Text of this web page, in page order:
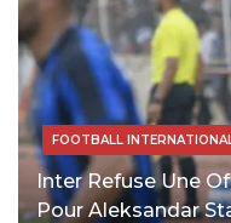
FOOTBALL
Inter Refuse Une
Pour Aleksandar